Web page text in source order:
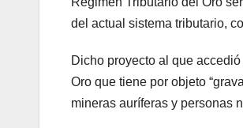
del actual sistema tributario,
Dicho proyecto al que
Oro que tiene por objeto
mineras auríferas y personas